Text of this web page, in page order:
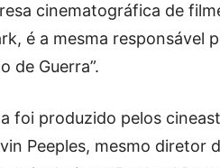
cinematográfica de
é a mesma responsável
de Guerra”.
foi produzido pelos
Peeples, mesmo diretor